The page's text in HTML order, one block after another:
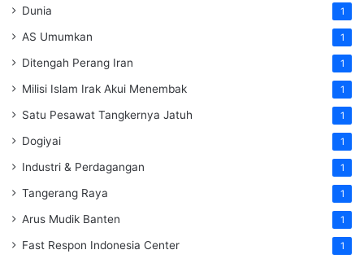
Dunia 1
AS Umumkan 1
Ditengah Perang Iran 1
Milisi Islam Irak Akui Menembak 1
Satu Pesawat Tangkernya Jatuh 1
Dogiyai 1
Industri & Perdagangan 1
Tangerang Raya 1
Arus Mudik Banten 1
Fast Respon Indonesia Center 1